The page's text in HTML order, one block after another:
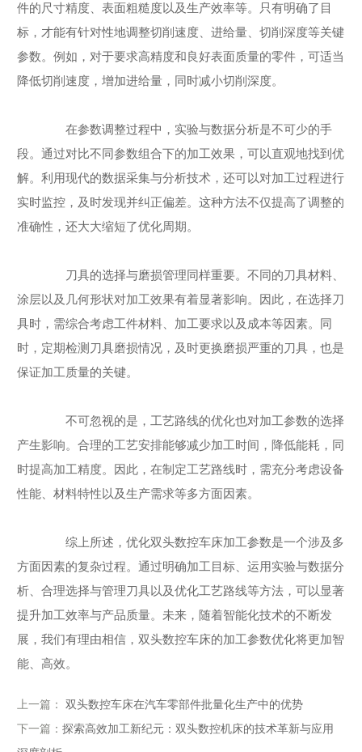
件的尺寸精度、表面粗糙度以及生产效率等。只有明确了目
标，才能有针对性地调整切削速度、进给量、切削深度等关键
参数。例如，对于要求高精度和良好表面质量的零件，可适当
降低切削速度，增加进给量，同时减小切削深度。
在参数调整过程中，实验与数据分析是不可少的手
段。通过对比不同参数组合下的加工效果，可以直观地找到优
解。利用现代的数据采集与分析技术，还可以对加工过程进行
实时监控，及时发现并纠正偏差。这种方法不仅提高了调整的
准确性，还大大缩短了优化周期。
刀具的选择与磨损管理同样重要。不同的刀具材料、
涂层以及几何形状对加工效果有着显著影响。因此，在选择刀
具时，需综合考虑工件材料、加工要求以及成本等因素。同
时，定期检测刀具磨损情况，及时更换磨损严重的刀具，也是
保证加工质量的关键。
不可忽视的是，工艺路线的优化也对加工参数的选择
产生影响。合理的工艺安排能够减少加工时间，降低能耗，同
时提高加工精度。因此，在制定工艺路线时，需充分考虑设备
性能、材料特性以及生产需求等多方面因素。
综上所述，优化双头数控车床加工参数是一个涉及多
方面因素的复杂过程。通过明确加工目标、运用实验与数据分
析、合理选择与管理刀具以及优化工艺路线等方法，可以显著
提升加工效率与产品质量。未来，随着智能化技术的不断发
展，我们有理由相信，双头数控车床的加工参数优化将更加智
能、高效。
上一篇：双头数控车床在汽车零部件批量化生产中的优势
下一篇：探索高效加工新纪元：双头数控机床的技术革新与应用